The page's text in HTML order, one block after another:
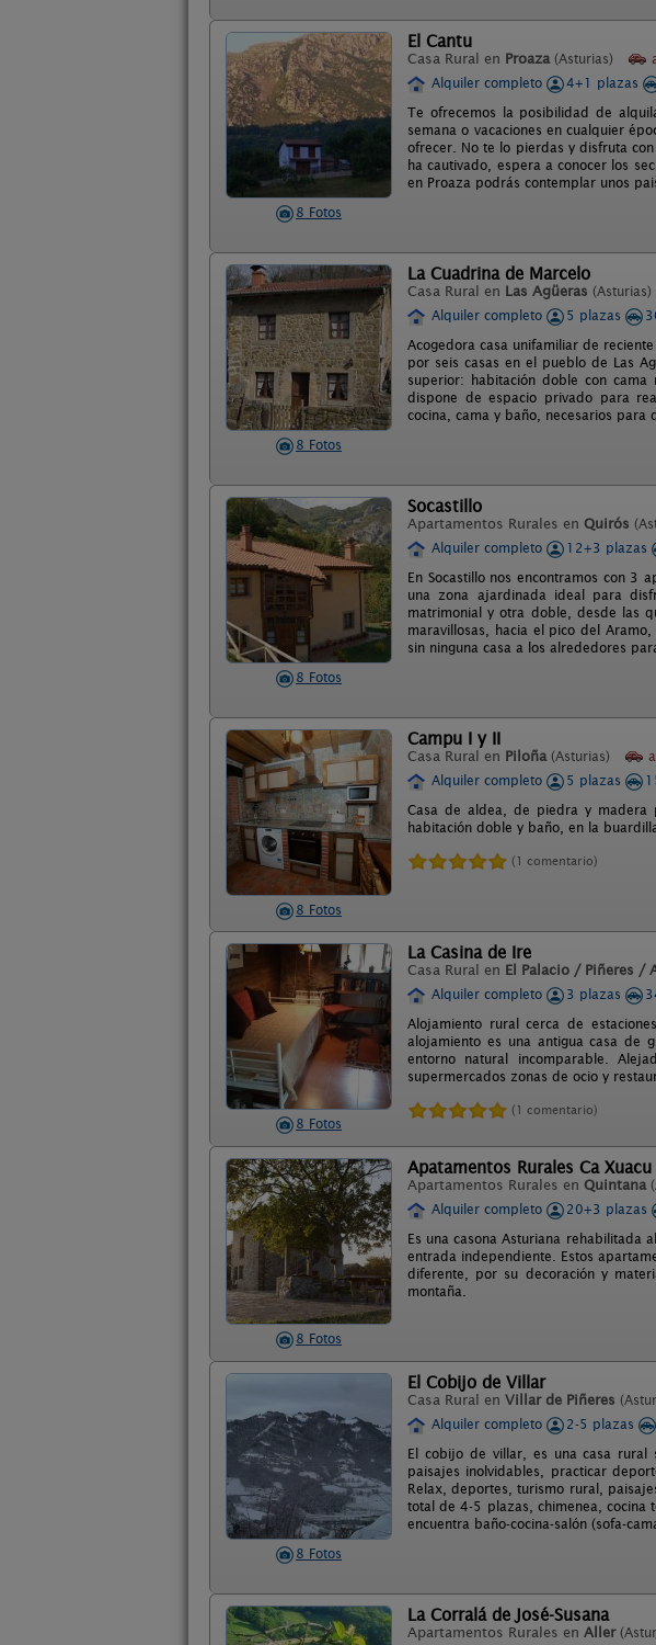
8 Fotos
El Cantu
Casa Rural en Proaza (Asturias)
Alquiler completo
4+1 plazas
Te ofrecemos la posibilidad de
semana o vacaciones en cualquier
ofrecer. No te lo pierdas y disfruta
ha cautivado, espera a conocer los
en Proaza podrás contemplar unos
8 Fotos
La Cuadrina de Marcelo
Casa Rural en Las Agüeras (Asturias)
Alquiler completo
5 plazas
Acogedora casa unifamiliar de
por seis casas en el pueblo de Las
superior: habitación doble con
dispone de espacio privado para
cocina, cama y baño, necesarios para
8 Fotos
Socastillo
Apartamentos Rurales en Quirós
Alquiler completo
12+3 plazas
En Socastillo nos encontramos con 3
una zona ajardinada ideal para
matrimonial y otra doble, desde las
maravillosas, hacia el pico del
sin ninguna casa a los alrededores
8 Fotos
Campu I y II
Casa Rural en Piloña (Asturias) a
Alquiler completo
5 plazas
Casa de aldea, de piedra y madera
habitación doble y baño, en la
(1 comentario)
8 Fotos
La Casina de Ire
Casa Rural en El Palacio / Piñeres /
Alquiler completo
3 plazas
Alojamiento rural cerca de
alojamiento es una antigua casa de
entorno natural incomparable.
supermercados zonas de ocio y
(1 comentario)
8 Fotos
Apatamentos Rurales Ca Xuacu
Apartamentos Rurales en Quintana
Alquiler completo
20+3 plazas
Es una casona Asturiana rehabilitada
entrada independiente. Estos
diferente, por su decoración y
montaña.
8 Fotos
El Cobijo de Villar
Casa Rural en Villar de Piñeres
Alquiler completo
2-5 plazas
El cobijo de villar, es una casa
paisajes inolvidables, practicar
Relax, deportes, turismo rural,
total de 4-5 plazas, chimenea, cocina
encuentra baño-cocina-salón (sofa-
La Corralá de José-Susana
Apartamentos Rurales en Aller